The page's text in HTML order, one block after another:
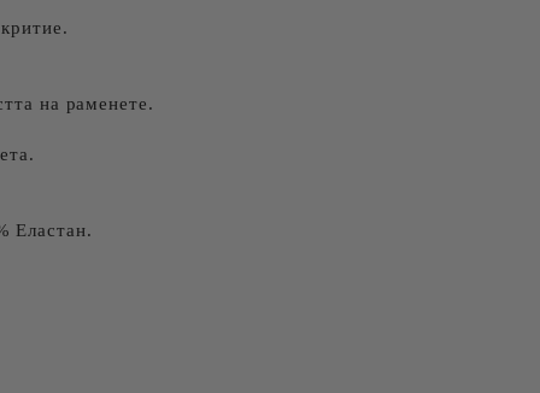
на раменете.
Еластан.